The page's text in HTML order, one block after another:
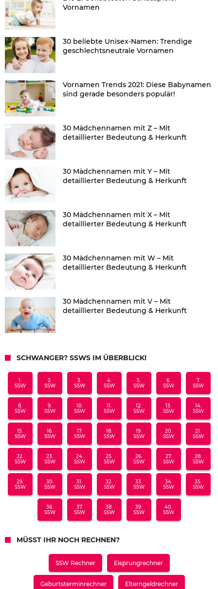
Vornamen
30 beliebte Unisex-Namen: Trendige
geschlechtsneutrale Vornamen
Vornamen Trends 2021: Diese Babynamen
sind gerade besonders populär!
30 Mädchennamen mit Z – Mit
detaillierter Bedeutung & Herkunft
30 Mädchennamen mit Y – Mit
detaillierter Bedeutung & Herkunft
30 Mädchennamen mit X – Mit
detaillierter Bedeutung & Herkunft
30 Mädchennamen mit W – Mit
detaillierter Bedeutung & Herkunft
30 Mädchennamen mit V – Mit
detaillierter Bedeutung & Herkunft
SCHWANGER? SSWS IM ÜBERBLICK!
1.
SSW
2.
SSW
3.
SSW
4.
SSW
5.
SSW
6.
SSW
7.
SSW
8.
SSW
9.
SSW
10.
SSW
11.
SSW
12.
SSW
13.
SSW
14.
SSW
15.
SSW
16.
SSW
17.
SSW
18.
SSW
19.
SSW
20.
SSW
21.
SSW
22.
SSW
23.
SSW
24.
SSW
25.
SSW
26.
SSW
27.
SSW
28.
SSW
29.
SSW
30.
SSW
31.
SSW
32.
SSW
33.
SSW
34.
SSW
35.
SSW
36.
SSW
37.
SSW
38.
SSW
39.
SSW
40.
SSW
MÜSST IHR NOCH RECHNEN?
SSW Rechner Eisprungrechner
Geburtsterminrechner Elterngeldrechner